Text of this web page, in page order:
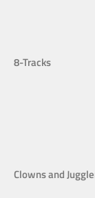
8-Tracks
Clowns and